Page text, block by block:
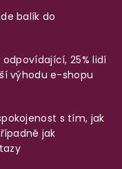
balík do
25% lidí
výhodu e-shopu
s tím, jak
jak